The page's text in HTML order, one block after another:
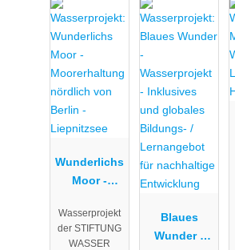
Wunderlichs
Moor -
ng nördlich
von Berlin -
Wasserprojekt
der STIFTUNG
WASSER
Blaues
Wunder -